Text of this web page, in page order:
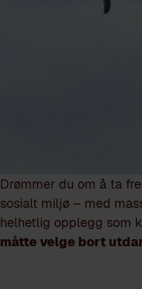
Drømmer du om å ta
sosialt miljø – med
helhetlig opplegg som
måtte velge bort